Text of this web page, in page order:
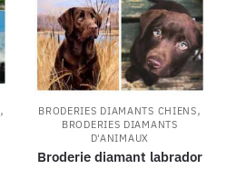
, BRODERIES DIAMANTS CHIENS,
BRODERIES DIAMANTS
D'ANIMAUX
Broderie diamant labrador